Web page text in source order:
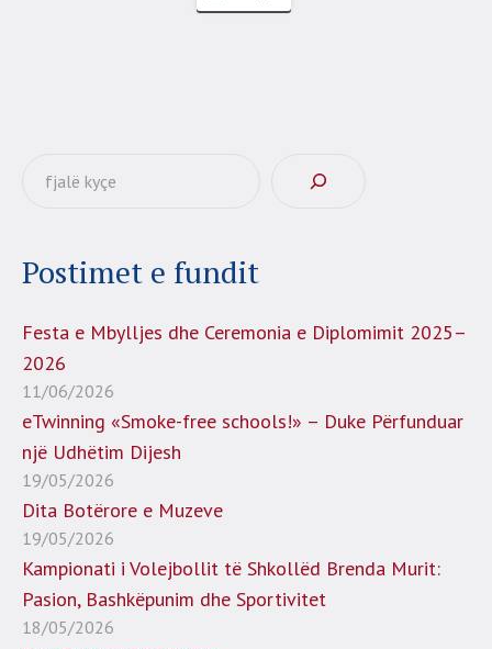
Postimet e fundit
Festa e Mbylljes dhe Ceremonia e Diplomimit 2025–
2026
11/06/2026
eTwinning «Smoke-free schools!» – Duke Përfunduar
një Udhëtim Dijesh
19/05/2026
Dita Botërore e Muzeve
19/05/2026
Kampionati i Volejbollit të Shkollëd Brenda Murit:
Pasion, Bashkëpunim dhe Sportivitet
18/05/2026